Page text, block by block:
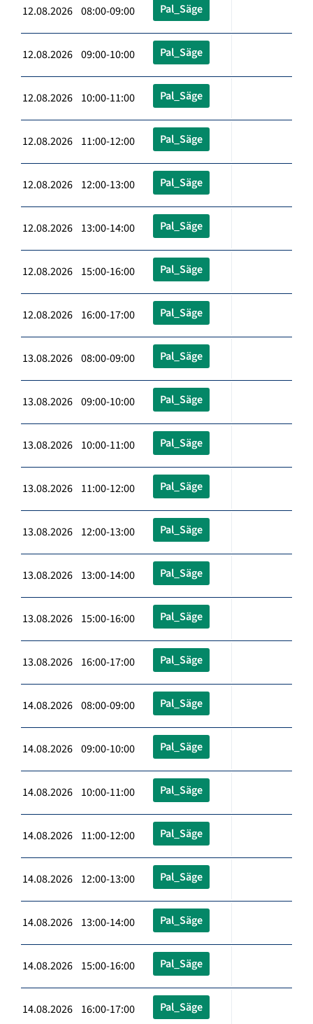
12.08.2026 08:00-09:00 Pal_Säge
12.08.2026 09:00-10:00 Pal_Säge
12.08.2026 10:00-11:00 Pal_Säge
12.08.2026 11:00-12:00 Pal_Säge
12.08.2026 12:00-13:00 Pal_Säge
12.08.2026 13:00-14:00 Pal_Säge
12.08.2026 15:00-16:00 Pal_Säge
12.08.2026 16:00-17:00 Pal_Säge
13.08.2026 08:00-09:00 Pal_Säge
13.08.2026 09:00-10:00 Pal_Säge
13.08.2026 10:00-11:00 Pal_Säge
13.08.2026 11:00-12:00 Pal_Säge
13.08.2026 12:00-13:00 Pal_Säge
13.08.2026 13:00-14:00 Pal_Säge
13.08.2026 15:00-16:00 Pal_Säge
13.08.2026 16:00-17:00 Pal_Säge
14.08.2026 08:00-09:00 Pal_Säge
14.08.2026 09:00-10:00 Pal_Säge
14.08.2026 10:00-11:00 Pal_Säge
14.08.2026 11:00-12:00 Pal_Säge
14.08.2026 12:00-13:00 Pal_Säge
14.08.2026 13:00-14:00 Pal_Säge
14.08.2026 15:00-16:00 Pal_Säge
14.08.2026 16:00-17:00 Pal_Säge